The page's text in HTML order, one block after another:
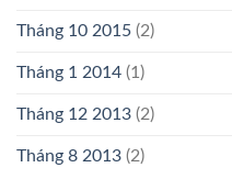
Tháng 10 2015 (2)
Tháng 1 2014 (1)
Tháng 12 2013 (2)
Tháng 8 2013 (2)